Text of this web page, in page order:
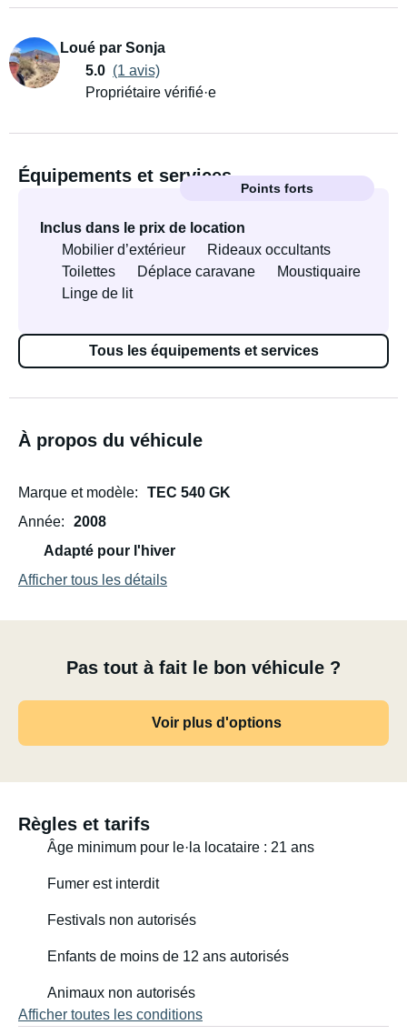
Loué par Sonja
5.0 (1 avis)
Propriétaire vérifié·e
Équipements et services
Points forts
Inclus dans le prix de location
Mobilier d’extérieur
Rideaux occultants
Toilettes
Déplace caravane
Moustiquaire
Linge de lit
Tous les équipements et services
À propos du véhicule
Marque et modèle
TEC 540 GK
Année
2008
Adapté pour l'hiver
Afficher tous les détails
Pas tout à fait le bon véhicule ?
Voir plus d'options
Règles et tarifs
Âge minimum pour le·la locataire : 21 ans
Fumer est interdit
Festivals non autorisés
Enfants de moins de 12 ans autorisés
Animaux non autorisés
Afficher toutes les conditions